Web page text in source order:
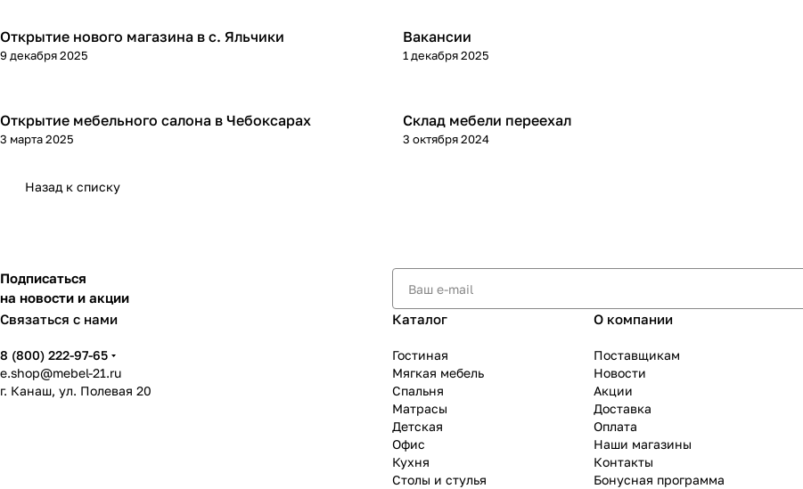
Открытие нового магазина в с. Яльчики
9 декабря 2025
Вакансии
1 декабря 2025
Открытие мебельного салона в Чебоксарах
3 марта 2025
Склад мебели переехал
3 октября 2024
Назад к списку
Подписаться
на новости и акции
Связаться с нами
8 (800) 222-97-65
e.shop@mebel-21.ru
г. Канаш, ул. Полевая 20
Каталог
Гостиная
Мягкая мебель
Спальня
Матрасы
Детская
Офис
Кухня
Столы и стулья
О компании
Поставщикам
Новости
Акции
Доставка
Оплата
Наши магазины
Контакты
Бонусная программа